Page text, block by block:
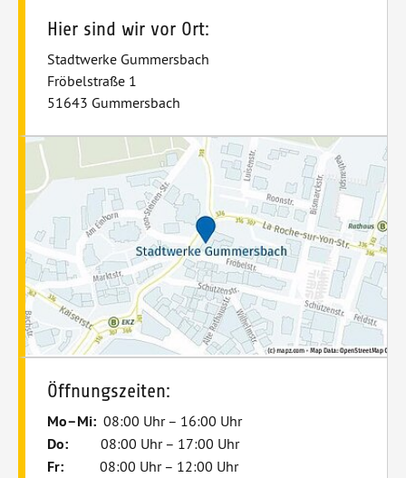
Hier sind wir vor Ort:
Stadtwerke Gummersbach
Fröbelstraße 1
51643 Gummersbach
Routenplaner
Öffnungszeiten:
Mo–Mi: 08:00 Uhr – 16:00 Uhr
Do: 08:00 Uhr – 17:00 Uhr
Fr: 08:00 Uhr – 12:00 Uhr